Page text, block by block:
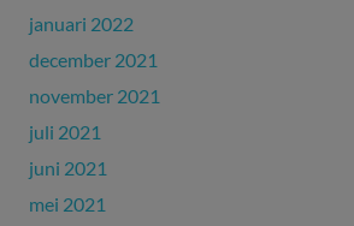
januari 2022
december 2021
november 2021
juli 2021
juni 2021
mei 2021